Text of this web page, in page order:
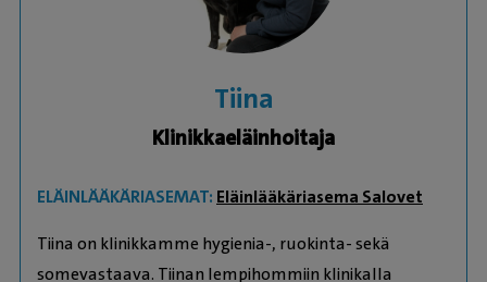
Tiina
Klinikkaeläinhoitaja
ELÄINLÄÄKÄRIASEMAT: Eläinlääkäriasema Salovet
Tiina on klinikkamme hygienia-, ruokinta- sekä
somevastaava. Tiinan lempihommiin klinikalla